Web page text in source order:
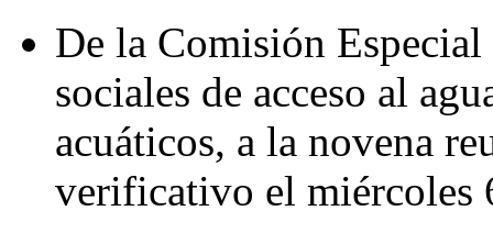
De la Comisión Especial
sociales de acceso al
acuáticos, a la novena
verificativo el miércoles